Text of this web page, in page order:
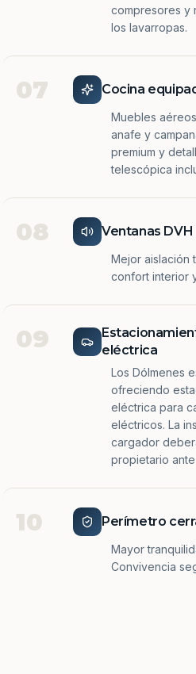
compresores y
los lavarropas.
07 Cocina
Muebles
anafe y
premium y
telescópica
08 Ventanas
Mejor aislación
confort interior
09
eléctrica
Los Dólmenes
ofreciendo
eléctrica para
eléctricos. La
cargador
propietario ante
10 Perímetro
Mayor
Convivencia